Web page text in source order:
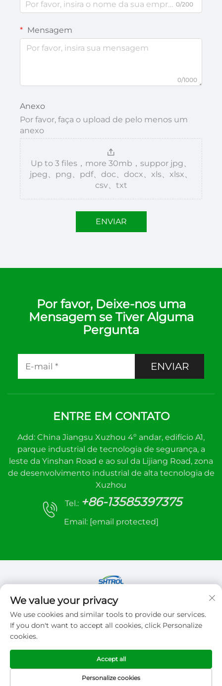
0/200
Mensagem
0/1000
Anexo
Por favor, faça o upload de pelo menos um
anexo
Up to 3 files，more 30mb，suppor jpg、
jpeg、png、pdf、doc、docx、xls、xlsx、
csv、txt
ENVIAR
Por favor, Deixe-nos uma
Mensagem se Tiver Alguma
Pergunta
ENVIAR
ENTRE EM CONTATO
Add: China Jiangsu Xuzhou 4º andar, edifício A1,
parque industrial de tecnologia de segurança, a
leste da Yinshan Road e ao sul da Lijiang Road, zona
de desenvolvimento industrial de alta tecnologia de
Xuzhou
Tel.: +86-13585397375
Email: [email protected]
Direitos autorais © 2026 Xuzhou sanhe automatic
control equipment Co.,LTD. Todos os direitos
reservados
We value your privacy
We use cookies and similar tools to provide our services.
If you don't want to accept all cookies, click Personalize
cookies.
Personalize cookies
Accept all